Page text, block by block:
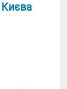
Києва